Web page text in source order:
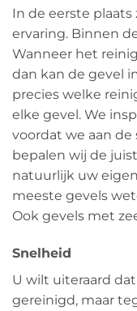
In de eerste plaats
ervaring. Binnen
Wanneer het
dan kan de gevel
precies welke
elke gevel. We
voordat we aan de
bepalen wij de
natuurlijk uw
meeste gevels
Ook gevels met
Snelheid
U wilt uiteraard
gereinigd, maar